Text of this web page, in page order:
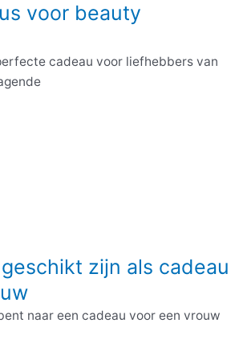
voor beauty
cadeau voor liefhebbers van
zijn als cadeau
naar een cadeau voor een vrouw